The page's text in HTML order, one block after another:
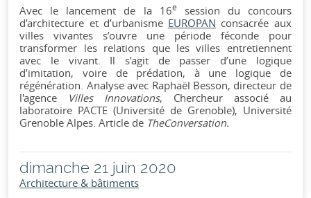
Avec le lancement de la 16e session du concours
d’architecture et d’urbanisme EUROPAN consacrée aux
villes vivantes s’ouvre une période féconde pour
transformer les relations que les villes entretiennent
avec le vivant. Il s’agit de passer d’une logique
d’imitation, voire de prédation, à une logique de
régénération. Analyse avec Raphaël Besson, directeur de
l'agence Villes Innovations, Chercheur associé au
laboratoire PACTE (Université de Grenoble), Université
Grenoble Alpes. Article de TheConversation.
dimanche 21 juin 2020
Architecture & bâtiments